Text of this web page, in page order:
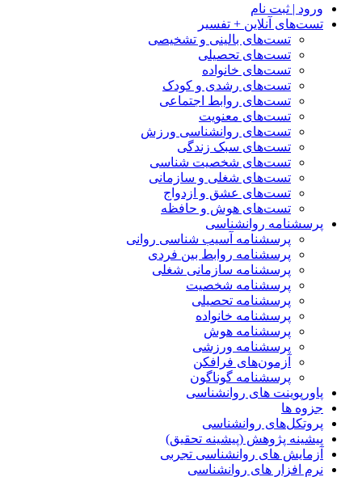
ورود | ثبت نام
تست‌های آنلاین + تفسیر
تست‌های بالینی و تشخیصی
تست‌های تحصیلی
تست‌های خانواده
تست‌های رشدی و کودک
تست‌های روابط اجتماعی
تست‌های معنویت
تست‌های روانشناسی ورزش
تست‌های سبک زندگی
تست‌های شخصیت شناسی
تست‌های شغلی و سازمانی
تست‌های عشق و ازدواج
تست‌های هوش و حافظه
پرسشنامه روانشناسی
پرسشنامه آسیب شناسی روانی
پرسشنامه روابط بین فردی
پرسشنامه سازمانی شغلی
پرسشنامه شخصیت
پرسشنامه تحصیلی
پرسشنامه خانواده
پرسشنامه هوش
پرسشنامه ورزشی
آزمون‌های فرافکن
پرسشنامه گوناگون
پاورپوینت های روانشناسی
جزوه ها
پروتکل‌های روانشناسی
پیشینه پژوهش (پیشینه تحقیق)
آزمایش های روانشناسی تجربی
نرم افزار های روانشناسی